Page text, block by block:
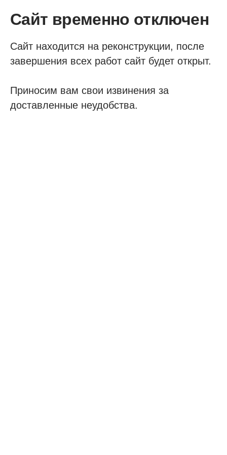
Сайт временно отключен
Сайт находится на реконструкции, после
завершения всех работ сайт будет открыт.
Приносим вам свои извинения за
доставленные неудобства.